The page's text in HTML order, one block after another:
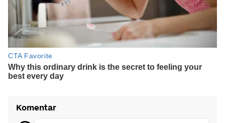
Komentar